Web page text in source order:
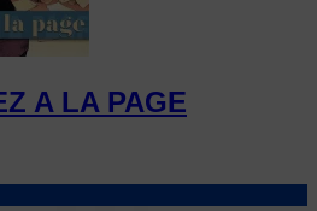
A LA PAGE